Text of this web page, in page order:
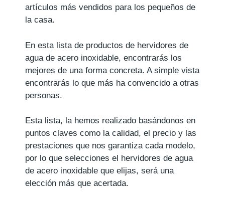
artículos más vendidos para los pequeños de
la casa.
En esta lista de productos de hervidores de
agua de acero inoxidable, encontrarás los
mejores de una forma concreta. A simple vista
encontrarás lo que más ha convencido a otras
personas.
Esta lista, la hemos realizado basándonos en
puntos claves como la calidad, el precio y las
prestaciones que nos garantiza cada modelo,
por lo que selecciones el hervidores de agua
de acero inoxidable que elijas, será una
elección más que acertada.